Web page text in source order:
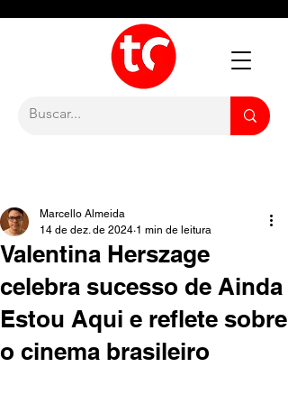
Valentina Herszage
celebra sucesso de Ainda
Estou Aqui e reflete sobre
o cinema brasileiro
Marcello Almeida
14 de dez. de 2024 1 min de leitura